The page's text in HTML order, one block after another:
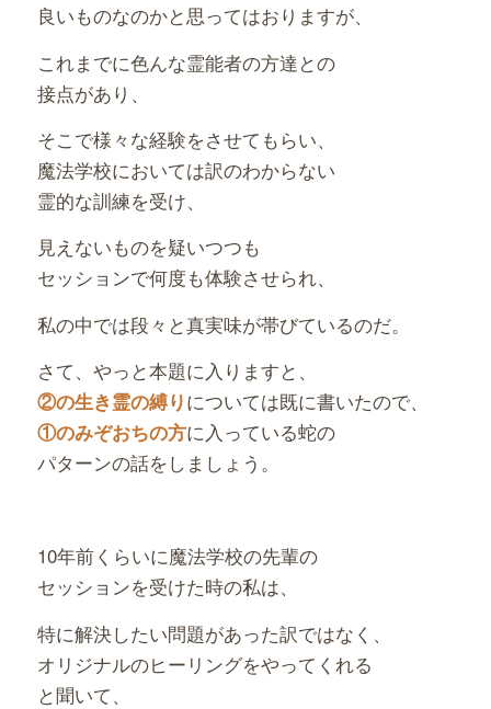
良いものなのかと思ってはおりますが、
これまでに色んな霊能者の方達との
接点があり、
そこで様々な経験をさせてもらい、
魔法学校においては訳のわからない
霊的な訓練を受け、
見えないものを疑いつつも
セッションで何度も体験させられ、
私の中では段々と真実味が帯びているのだ。
さて、やっと本題に入りますと、
②の生き霊の縛りについては既に書いたので、
①のみぞおちの方に入っている蛇の
パターンの話をしましょう。
10年前くらいに魔法学校の先輩の
セッションを受けた時の私は、
特に解決したい問題があった訳ではなく、
オリジナルのヒーリングをやってくれる
と聞いて、